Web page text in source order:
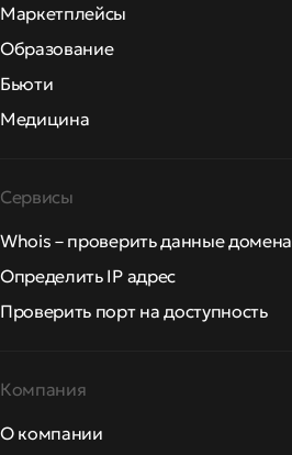
Маркетплейсы
Образование
Бьюти
Медицина
Сервисы
Whois – проверить данные домена
Определить IP адрес
Проверить порт на доступность
Компания
О компании